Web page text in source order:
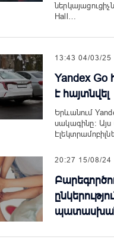
Hall…
13:43 04/03/25
Yandex Go
է հայտնվել
Երևանում
սակագինը:
20:27 15/08/24